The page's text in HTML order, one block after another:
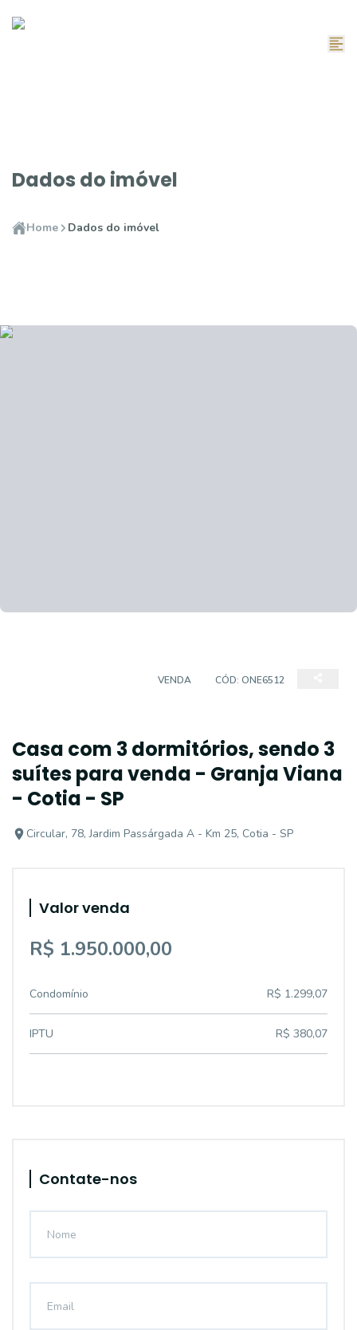
Dados do imóvel
Home Dados do imóvel
VENDA CÓD: ONE6512
Casa com 3 dormitórios, sendo 3
suítes para venda - Granja Viana
- Cotia - SP
Circular, 78, Jardim Passárgada A - Km 25, Cotia - SP
Valor venda
R$ 1.950.000,00
Condomínio R$ 1.299,07
IPTU R$ 380,07
Contate-nos